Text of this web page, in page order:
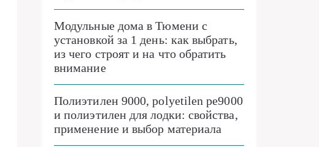
Модульные дома в Тюмени с
установкой за 1 день: как выбрать,
из чего строят и на что обратить
внимание
Полиэтилен 9000, polyetilen pe9000
и полиэтилен для лодки: свойства,
применение и выбор материала